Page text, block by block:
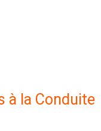
à la Conduite